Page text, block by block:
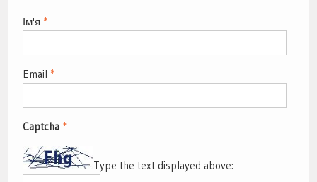
Ім'я *
Email *
Captcha *
Type the text displayed above: